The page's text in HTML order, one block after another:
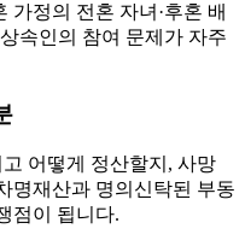
가정의 전혼 자녀·후혼 배
속인의 참여 문제가 자주
어떻게 정산할지, 사망
명재산과 명의신탁된 부동
점이 됩니다.